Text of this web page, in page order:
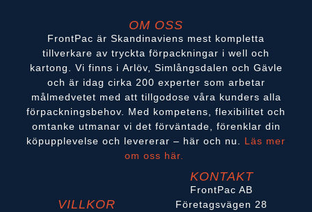
OM OSS
FrontPac är Skandinaviens mest kompletta
tillverkare av tryckta förpackningar i well och
kartong. Vi finns i Arlöv, Simlångsdalen och Gävle
och är idag cirka 200 experter som arbetar
målmedvetet med att tillgodose våra kunders alla
förpackningsbehov. Med kompetens, flexibilitet och
omtanke utmanar vi det förväntade, förenklar din
köpupplevelse och levererar – här och nu. Läs mer
om oss här.
VILLKOR
KONTAKT
FrontPac AB
Företagsvägen 28